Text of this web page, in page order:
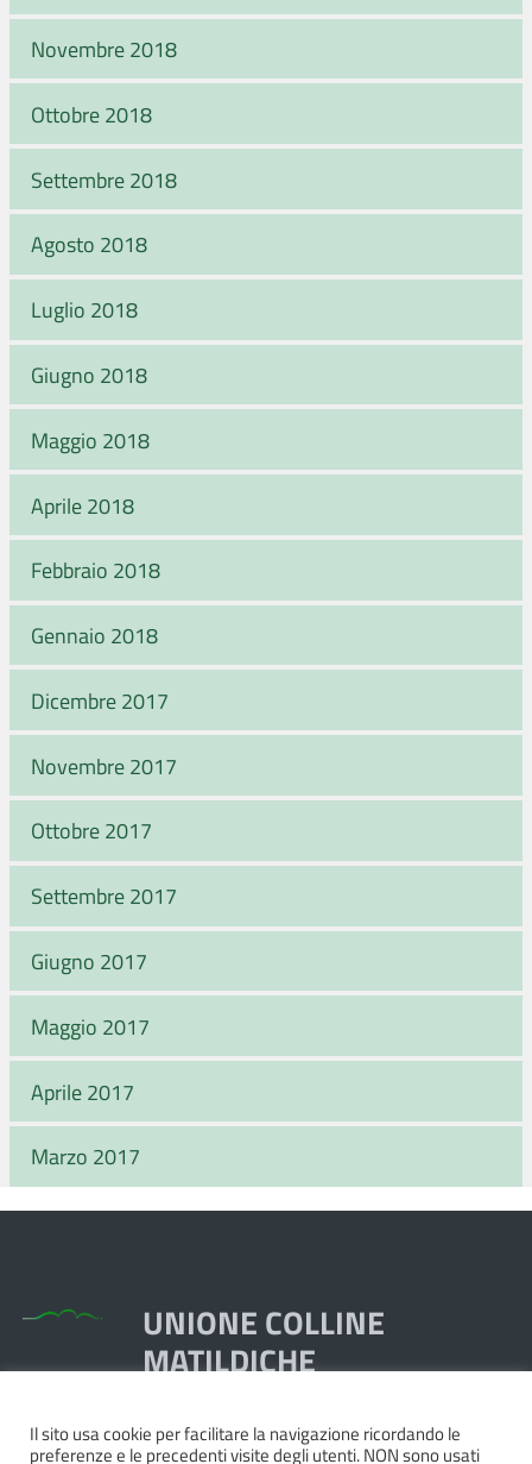
Novembre 2018
Ottobre 2018
Settembre 2018
Agosto 2018
Luglio 2018
Giugno 2018
Maggio 2018
Aprile 2018
Febbraio 2018
Gennaio 2018
Dicembre 2017
Novembre 2017
Ottobre 2017
Settembre 2017
Giugno 2017
Maggio 2017
Aprile 2017
Marzo 2017
UNIONE COLLINE
MATILDICHE
Piazza Dante, 1,
Il sito usa cookie per facilitare la navigazione ricordando le
preferenze e le precedenti visite degli utenti. NON sono usati